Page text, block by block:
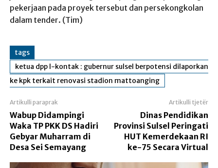
pekerjaan pada proyek tersebut dan persekongkolan
dalam tender. (Tim)
tags
ketua dpp l-kontak : gubernur sulsel berpotensi dilaporkan
ke kpk terkait renovasi stadion mattoanging
Artikulli paraprak
Wabup Didampingi
Waka TP PKK DS Hadiri
Gebyar Muharram di
Desa Sei Semayang
Artikulli tjetër
Dinas Pendidikan
Provinsi Sulsel Peringati
HUT Kemerdekaan RI
ke-75 Secara Virtual